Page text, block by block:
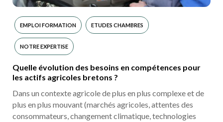
EMPLOI FORMATION ETUDES CHAMBRES
NOTRE EXPERTISE
Quelle évolution des besoins en compétences pour
les actifs agricoles bretons ?
Dans un contexte agricole de plus en plus complexe et de
plus en plus mouvant (marchés agricoles, attentes des
consommateurs, changement climatique, technologies